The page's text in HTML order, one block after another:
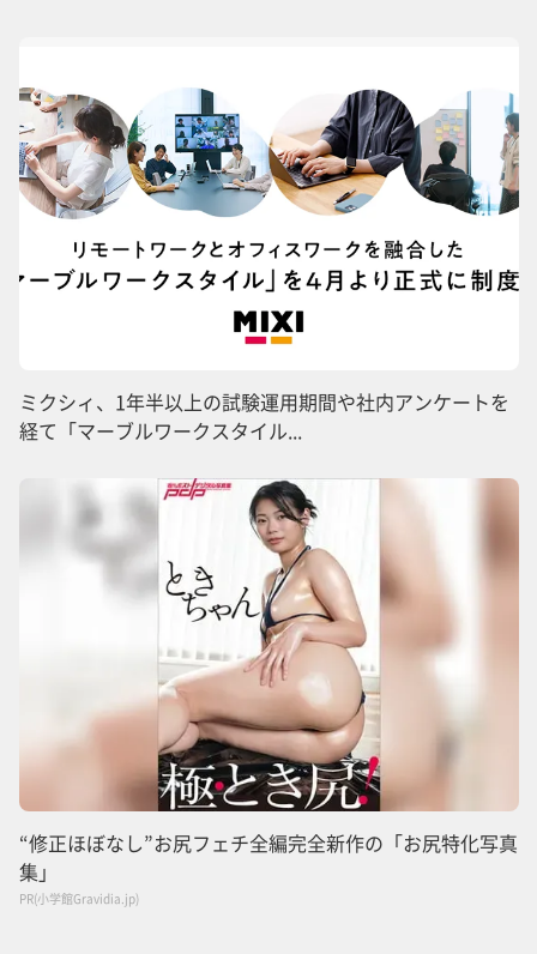
ミクシィ、1年半以上の試験運用期間や社内アンケートを
経て「マーブルワークスタイル...
“修正ほぼなし”お尻フェチ全編完全新作の「お尻特化写真
集」
PR(小学館Gravidia.jp)